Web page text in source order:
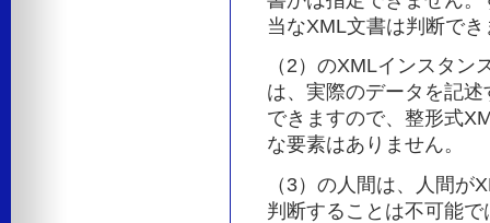
当なXML文書は判断で
（2）のXMLインスタ
は、実際のデータを記
できますので、整形式
な要素はありません。
（3）の人間は、人間
判断することは不可能